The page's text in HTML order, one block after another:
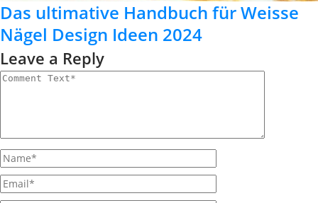
Das ultimative Handbuch für Weisse
Nägel Design Ideen 2024
Leave a Reply